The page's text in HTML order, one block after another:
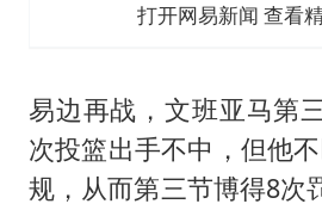
打开网易新闻 查看
易边再战，文班亚马第
次投篮出手不中，但他
规，从而第三节博得8次